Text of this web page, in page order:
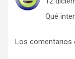
Qué
Los comentarios